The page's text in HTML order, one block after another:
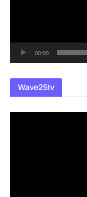
00:00
Wave25tv